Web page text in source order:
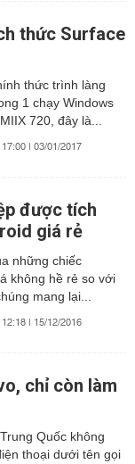
thức Surface
thức trình làng
1 chạy Windows
720, đây là...
17:00 | 03/01/2017
được tích
giá rẻ
những chiếc
không hề rẻ so với
mang lại...
12:18 | 15/12/2016
chỉ còn làm
Quốc không
thoại dưới tên gọi